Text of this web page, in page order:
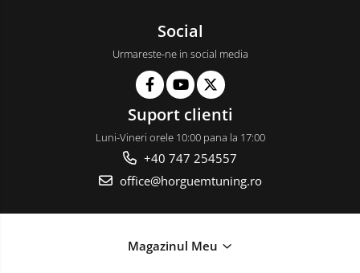
Social
Urmareste-ne in social media
Suport clienti
Luni-Vineri orele 10:00 pana la 17:00
+40 747 254557
office@horguemtuning.ro
Magazinul Meu